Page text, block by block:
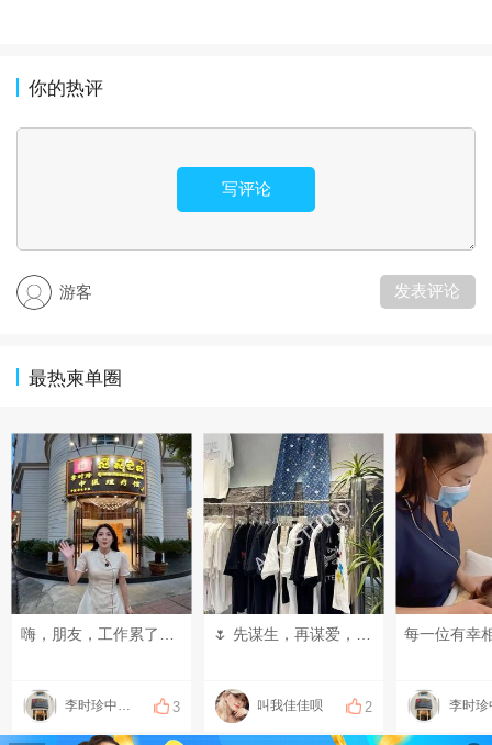
你的热评
写评论
游客 发表评论
最热柬单圈
李时珍中医理疗 3 叫我佳佳呗 2